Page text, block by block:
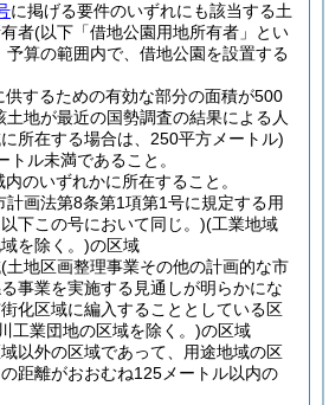
に掲げる要件のいずれにも該当する土
者(以下「借地公園用地所有者」とい
予算の範囲内で、借地公園を設置する
供するための有効な部分の面積が500
土地が最近の国勢調査の結果による人
所在する場合は、250平方メートル)
トル未満であること。
のいずれかに所在すること。
計画法第8条第1項第1号に規定する用
下この号において同じ。)(工業地域
を除く。)の区域
(土地区画整理事業その他の計画的な市
事業を実施する見通しが明らかにな
化区域に編入することとしている区
工業団地の区域を除く。)の区域
以外の区域であって、用途地域の区
距離がおおむね125メートル以内の